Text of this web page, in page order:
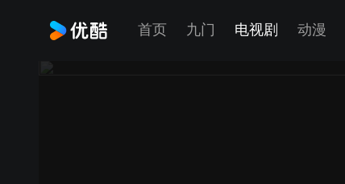
首页 九门 电视剧 动漫